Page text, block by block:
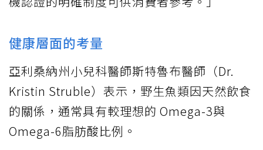
健康層面的考量
亞利桑納州小兒科醫師斯特魯布醫師（Dr.
Kristin Struble）表示，野生魚類因天然飲食
的關係，通常具有較理想的 Omega-3與
Omega-6脂肪酸比例。